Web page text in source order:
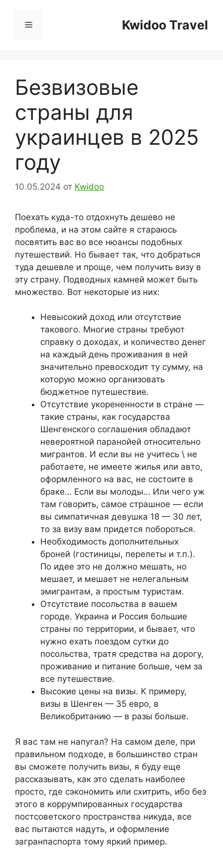
содержимому
Kwidoo Travel
Меню
Безвизовые
страны для
украинцев в 2025
году
10.05.2024 от Kwidoo
Поехать куда-то отдохнуть дешево не
проблема, и на этом сайте я стараюсь
посвятить вас во все нюансы подобных
путешествий. Но бывает так, что добраться
туда дешевле и проще, чем получить визу в
эту страну. Подводных камней может быть
множество. Вот некоторые из них:
Невысокий доход или отсутствие
такового. Многие страны требуют
справку о доходах, и количество денег
на каждый день проживания в ней
значительно превосходит ту сумму, на
которую можно организовать
бюджетное путешествие.
Отсутствие укорененности в стране —
такие страны, как государства
Шенгенского соглашения обладают
невероятной паранойей относительно
мигрантов. И если вы не учитесь \ не
работаете, не имеете жилья или авто,
оформленного на вас, не состоите в
браке… Если вы молоды… Или чего уж
там говорить, самое страшное — если
вы симпатичная девушка 18 — 30 лет,
то за визу вам придется побороться.
Необходимость дополнительных
броней (гостиницы, перелеты и т.п.).
По идее это не должно мешать, но
мешает, и мешает не нелегальным
эмигрантам, а простым туристам.
Отсутствие посольства в вашем
городе. Украина и Россия большие
страны по территории, и бывает, что
нужно ехать поездом сутки до
посольства, тратя средства на дорогу,
проживание и питание больше, чем за
все путешествие.
Высокие цены на визы. К примеру,
визы в Шенген — 35 евро, в
Великобританию — в разы больше.
Я вас там не напугал? На самом деле, при
правильном подходе, в большинство стран
вы сможете получить визы, я буду еще
рассказывать, как это сделать наиболее
просто, где сэкономить или схитрить, ибо без
этого в коррумпированных государства
постсоветского пространства никуда, все
вас пытаются надуть, и оформление
загранпаспорта тому яркий пример.